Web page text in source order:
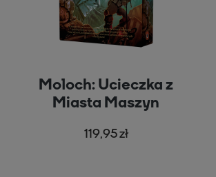
Moloch: Ucieczka z
Miasta Maszyn
119,95 zł